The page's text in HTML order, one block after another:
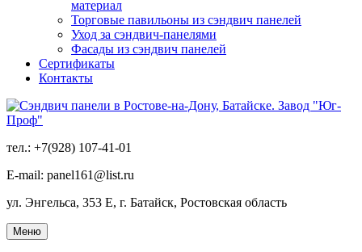
материал
Торговые павильоны из сэндвич панелей
Уход за сэндвич-панелями
Фасады из сэндвич панелей
Сертификаты
Контакты
тел.: +7(928) 107-41-01
E-mail: panel161@list.ru
ул. Энгельса, 353 Е, г. Батайск, Ростовская область
Меню